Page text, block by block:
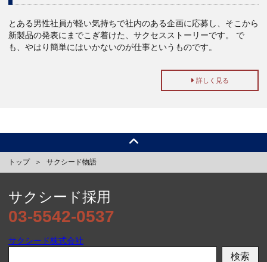
とある男性社員が軽い気持ちで社内のある企画に応募し、そこから
新製品の発表にまでこぎ着けた、サクセスストーリーです。 で
も、やはり簡単にはいかないのが仕事というものです。
詳しく見る
トップ サクシード物語
サクシード採用
03-5542-0537
サクシード株式会社
検索